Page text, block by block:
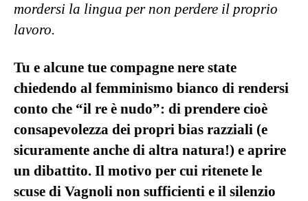
mordersi la lingua per non perdere il proprio
lavoro.
Tu e alcune tue compagne nere state
chiedendo al femminismo bianco di rendersi
conto che “il re è nudo”: di prendere cioè
consapevolezza dei propri bias razziali (e
sicuramente anche di altra natura!) e aprire
un dibattito. Il motivo per cui ritenete le
scuse di Vagnoli non sufficienti e il silenzio